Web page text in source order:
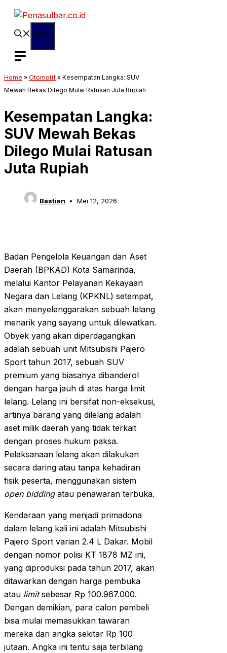
Langsung
Home » Otomotif » Kesempatan Langka: SUV
Mewah Bekas Dilego Mulai Ratusan Juta Rupiah
Kesempatan Langka:
SUV Mewah Bekas
Dilego Mulai Ratusan
Juta Rupiah
Bastian Mei 12, 2026
Badan Pengelola Keuangan dan Aset
Daerah (BPKAD) Kota Samarinda,
melalui Kantor Pelayanan Kekayaan
Negara dan Lelang (KPKNL) setempat,
akan menyelenggarakan sebuah lelang
menarik yang sayang untuk dilewatkan.
Obyek yang akan diperdagangkan
adalah sebuah unit Mitsubishi Pajero
Sport tahun 2017, sebuah SUV
premium yang biasanya dibanderol
dengan harga jauh di atas harga limit
lelang. Lelang ini bersifat non-eksekusi,
artinya barang yang dilelang adalah
aset milik daerah yang tidak terkait
dengan proses hukum paksa.
Pelaksanaan lelang akan dilakukan
secara daring atau tanpa kehadiran
fisik peserta, menggunakan sistem
open biddingatau penawaran terbuka.
Kendaraan yang menjadi primadona
dalam lelang kali ini adalah Mitsubishi
Pajero Sport varian 2.4 L Dakar. Mobil
dengan nomor polisi KT 1878 MZ ini,
yang diproduksi pada tahun 2017, akan
ditawarkan dengan harga pembuka
atau limitsebesar Rp 100.967.000.
Dengan demikian, para calon pembeli
bisa mulai memasukkan tawaran
mereka dari angka sekitar Rp 100
jutaan. Angka ini tentu saja terbilang